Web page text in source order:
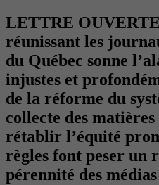
LETTRE
réunissant les
du Québec sonne
injustes et
de la réforme du
collecte des
rétablir l’équité
règles font peser un
pérennité des